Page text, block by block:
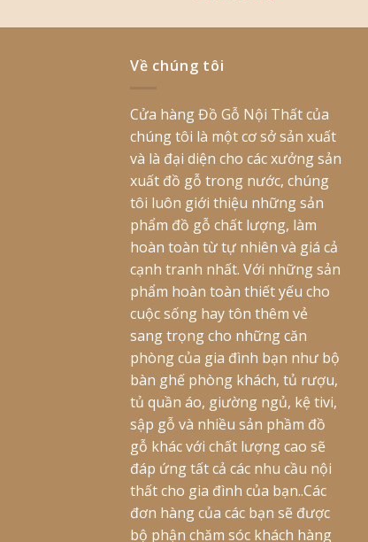
Về chúng tôi
Cửa hàng Đồ Gỗ Nội Thất của
chúng tôi là một cơ sở sản xuất
và là đại diện cho các xưởng sản
xuất đồ gỗ trong nước, chúng
tôi luôn giới thiệu những sản
phẩm đồ gỗ chất lượng, làm
hoàn toàn từ tự nhiên và giá cả
cạnh tranh nhất. Với những sản
phẩm hoàn toàn thiết yếu cho
cuộc sống hay tôn thêm vẻ
sang trọng cho những căn
phòng của gia đình bạn như bộ
bàn ghế phòng khách, tủ rượu,
tủ quần áo, giường ngủ, kệ tivi,
sập gỗ và nhiều sản phầm đồ
gỗ khác với chất lượng cao sẽ
đáp ứng tất cả các nhu cầu nội
thất cho gia đình của bạn..Các
đơn hàng của các bạn sẽ được
bộ phận chăm sóc khách hàng